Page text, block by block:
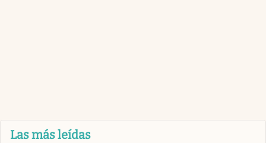
Las más leídas